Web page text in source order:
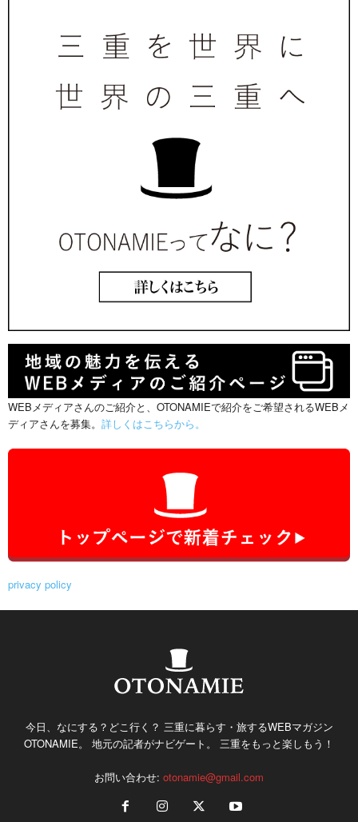
WEBメディアさんのご紹介と、OTONAMIEで紹介をご希望されるWEBメ
ディアさんを募集。 詳しくはこちらから。
privacy policy
今日、なにする？どこ行く？ 三重に暮らす・旅するWEBマガジン
OTONAMIE。 地元の記者がナビゲート。 三重をもっと楽しもう！
お問い合わせ: otonamie@gmail.com